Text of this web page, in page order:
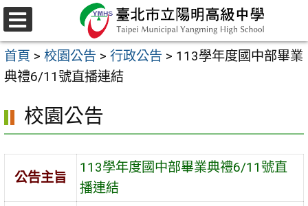
跳
至
主
要
容
區
選
單
首頁 > 校園公告 > 行政公告 > 113學年度國中部畢業
典禮6/11號直播連結
校園公告
公告主旨
113學年度國中部畢業典禮6/11號直
播連結